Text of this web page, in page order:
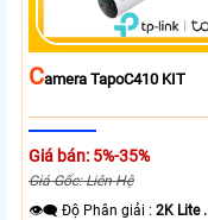
CAmera TapoC410 KIT
Giá bán: 5%-35%
Giá Gốc: Liên Hệ
👁️‍🗨 Độ Phân giải :2K Lite .